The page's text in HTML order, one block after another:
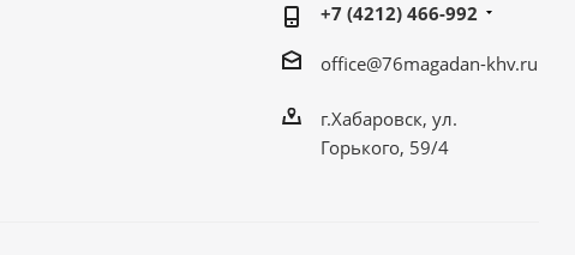
+7 (4212) 466-992
office@76magadan-khv.ru
г.Хабаровск, ул.
Горького, 59/4